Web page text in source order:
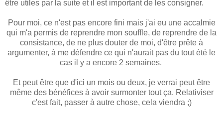
être utiles par la suite et il est important de les consigner.
Pour moi, ce n'est pas encore fini mais j'ai eu une accalmie
qui m'a permis de reprendre mon souffle, de reprendre de la
consistance, de ne plus douter de moi, d'être prête à
argumenter, à me défendre ce qui n'aurait pas du tout été le
cas il y a encore 2 semaines.
Et peut être que d'ici un mois ou deux, je verrai peut être
même des bénéfices à avoir surmonter tout ça. Relativiser
c'est fait, passer à autre chose, cela viendra ;)